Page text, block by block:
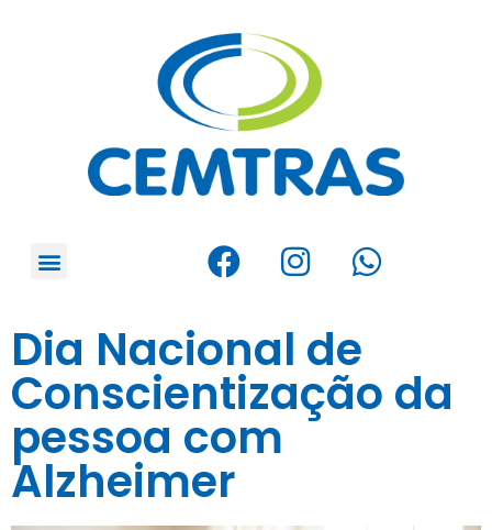
Dia Nacional de
Conscientização da
pessoa com
Alzheimer